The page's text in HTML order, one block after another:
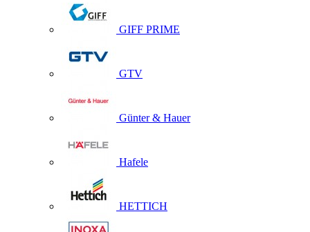
GIFF PRIME
GTV
Günter & Hauer
Hafele
HETTICH